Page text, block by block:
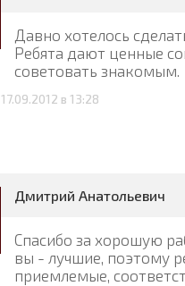
Давно хотелось
Ребята дают ценные
советовать знакомым.
17.09.2012 в 13:28
Дмитрий Анатольевич
Спасибо за хорошую
вы - лучшие, поэтому
приемлемые,